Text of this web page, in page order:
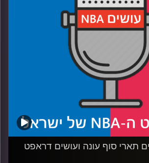
תארי סוף עונה ועושים דראפט